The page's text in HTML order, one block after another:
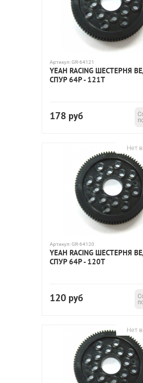
Артикул:GR-64121
YEAH RACING ШЕСТЕРНЯ
СПУР 64P - 121T
178 руб
Нет
Артикул:GR-64120
YEAH RACING ШЕСТЕРНЯ
СПУР 64P - 120T
120 руб
Нет